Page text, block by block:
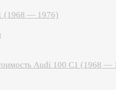
(1968 — 1976)
Audi 100 C1 (1968 —